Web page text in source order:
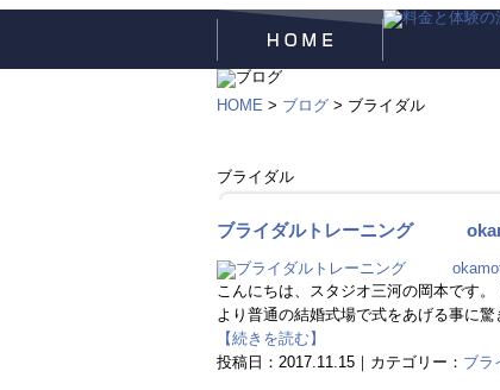
HOME > ブログ > ブライダル
ブライダル
ブライダルトレーニング
こんにちは、スタジオ三河の岡本です
より普通の結婚式場で式をあげる事に
【続きを読む】
投稿日：2017.11.15｜カテゴリー： ブラ